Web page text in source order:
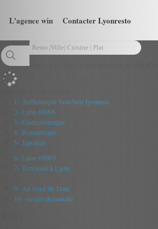
L'agence win Contacter Lyonresto
1- Authentique bouchon lyonnais
2- Lyon 69006
3- Gastronomique
4- Romantique
5- Japonais
6- Lyon 69003
7- Terrasses à Lyon
9- Au bord de l'eau
10- ouvert dimanche